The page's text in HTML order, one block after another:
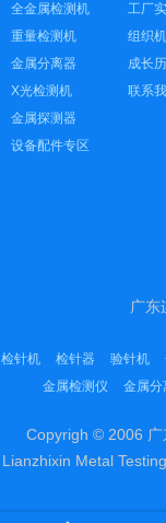
全金属检测机
重量检测机
金属分离器
X光检测机
金属探测器
设备配件专区
工厂
组织
成长
联系
广东
检针机 检针器 验针机
金属检测仪
金属分
Copyrigh © 2006 广
Lianzhixin Metal